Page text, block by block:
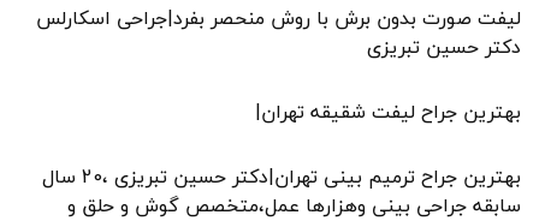
لیفت صورت بدون برش با روش منحصر بفرد|جراحی اسکارلس
دکتر حسین تبریزی
بهترین جراح لیفت شقیقه تهران|
بهترین جراح ترمیم بینی تهران|دکتر حسین تبریزی ،20 سال
سابقه جراحی بینی وهزارها عمل،متخصص گوش و حلق و